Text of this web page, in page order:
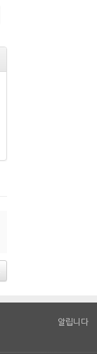
알립니다